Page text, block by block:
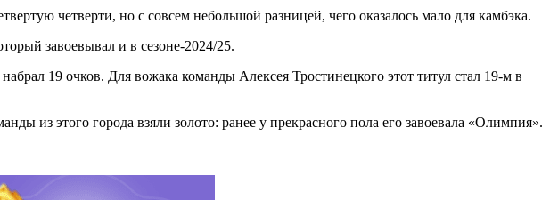
четверти, но с совсем небольшой разницей, чего оказалось мало для камбэка.
завоевывал и в сезоне-2024/25.
19 очков. Для вожака команды Алексея Тростинецкого этот титул стал 19-м в
из этого города взяли золото: ранее у прекрасного пола его завоевала «Олимпия».